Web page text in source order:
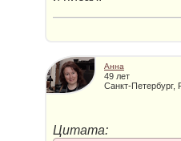
Анна
49 лет
Цитата: